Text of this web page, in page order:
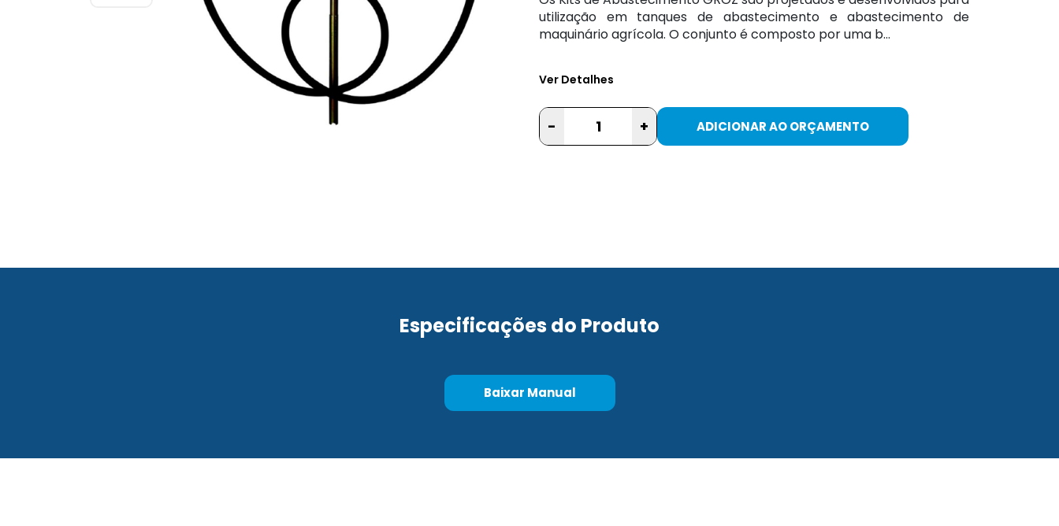
utilização em tanques de abastecimento e abastecimento de
maquinário agrícola. O conjunto é composto por uma b...
Ver Detalhes
- + ADICIONAR AO ORÇAMENTO
Especificações do Produto
Baixar Manual